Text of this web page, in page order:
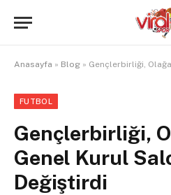
Anasayfa » Blog » Gençlerbirliği,
FUTBOL
Gençlerbirliği,
Genel Kurul
Değiştirdi